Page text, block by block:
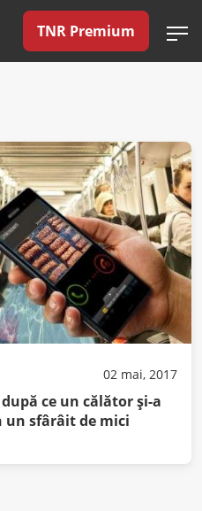
TNR Premium
02 mai, 2017
ce un călător şi-a
un sfârâit de mici